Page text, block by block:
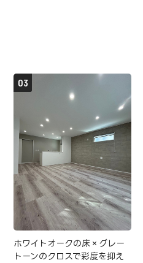
ホワイトオークの床×グレー
トーンのクロスで彩度を抑え